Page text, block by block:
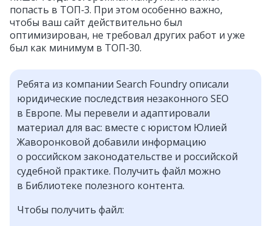
попасть в ТОП‑3. При этом особенно важно,
чтобы ваш сайт действительно был
оптимизирован, не требовал других работ и уже
был как минимум в ТОП‑30.
Ребята из компании Search Foundry описали
юридические последствия незаконного SEO
в Европе. Мы перевели и адаптировали
материал для вас: вместе с юристом Юлией
Жаворонковой добавили информацию
о российском законодательстве и российской
судебной практике. Получить файл можно
в Библиотеке полезного контента.
Чтобы получить файл: